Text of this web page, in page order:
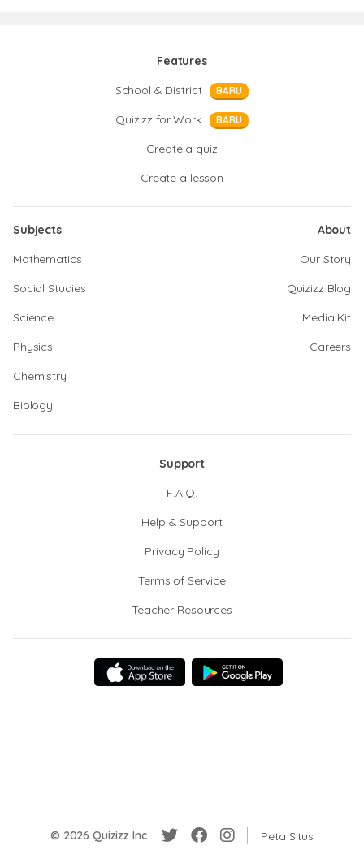
Features
School & District
BARU
Quizizz for Work BARU
Create a quiz
Create a lesson
Subjects
Mathematics
Social Studies
Science
Physics
Chemistry
Biology
About
Our Story
Quizizz Blog
Media Kit
Careers
Support
F.A.Q.
Help & Support
Privacy Policy
Terms of Service
Teacher Resources
© 2026 Quizizz Inc. Peta Situs